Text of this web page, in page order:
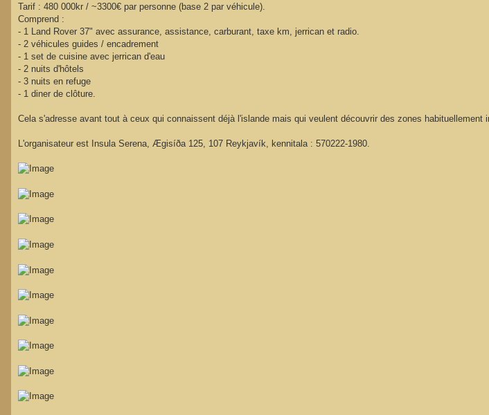
Tarif : 480 000kr / ~3300€ par personne (base 2 par véhicule).
Comprend :
- 1 Land Rover 37" avec assurance, assistance, carburant, taxe km, jerrican et radio.
- 2 véhicules guides / encadrement
- 1 set de cuisine avec jerrican d'eau
- 2 nuits d'hôtels
- 3 nuits en refuge
- 1 diner de clôture.
Cela s'adresse avant tout à ceux qui connaissent déjà l'islande mais qui veulent découvrir des zones habituellement
L'organisateur est Insula Serena, Ægisíða 125, 107 Reykjavík, kennitala : 570222-1980.